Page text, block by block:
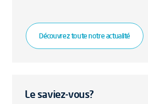
Découvrez toute notre actualité
Le saviez-vous?